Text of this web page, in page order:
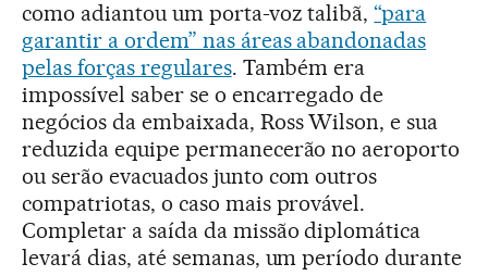
como adiantou um porta-voz talibã,“para
garantir a ordem” nas áreas abandonadas
pelas forças regulares. Também era
impossível saber se o encarregado de
negócios da embaixada, Ross Wilson, e sua
reduzida equipe permanecerão no aeroporto
ou serão evacuados junto com outros
compatriotas, o caso mais provável.
Completar a saída da missão diplomática
levará dias, até semanas, um período durante